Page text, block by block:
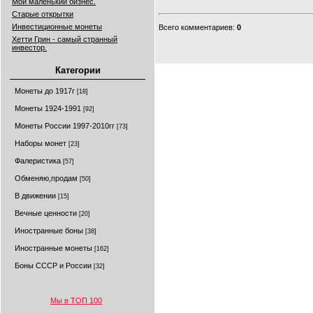
Старые открытки
Инвестиционные монеты
Хетти Грин - самый странный
инвестор.
Категории
Монеты до 1917г [18]
Монеты 1924-1991 [92]
Монеты России 1997-2010гг [73]
Наборы монет [23]
Фалеристика [57]
Обменяю,продам [50]
В движении [15]
Вечные ценности [20]
Иностранные боны [38]
Иностранные монеты [162]
Боны СССР и России [32]
Мы в ТОП 100
Всего комментариев: 0